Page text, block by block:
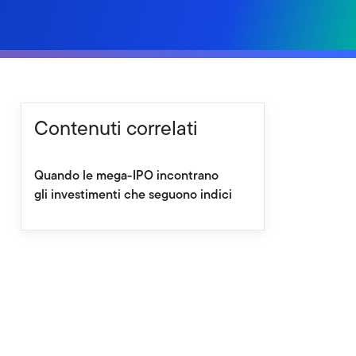
Contenuti correlati
Quando le mega-IPO incontrano
gli investimenti che seguono indici